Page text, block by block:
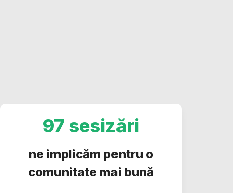
97 sesizări
ne implicăm pentru o
comunitate mai bună